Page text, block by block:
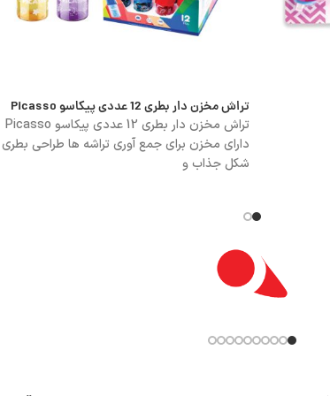
تراش مخزن دار بطری 12 عددی پیکاسو Picasso
تراش مخزن دار بطری 12 عددی پیکاسو Picasso
دارای مخزن برای جمع آوری تراشه ها طراحی بطری
شکل جذاب و